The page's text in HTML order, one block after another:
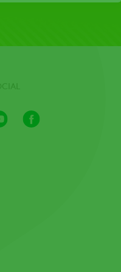
Youtube
Channel
Facebook